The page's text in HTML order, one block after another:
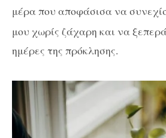
μέρα που αποφάσισα να
μου χωρίς ζάχαρη και να
ημέρες της πρόκλησης.